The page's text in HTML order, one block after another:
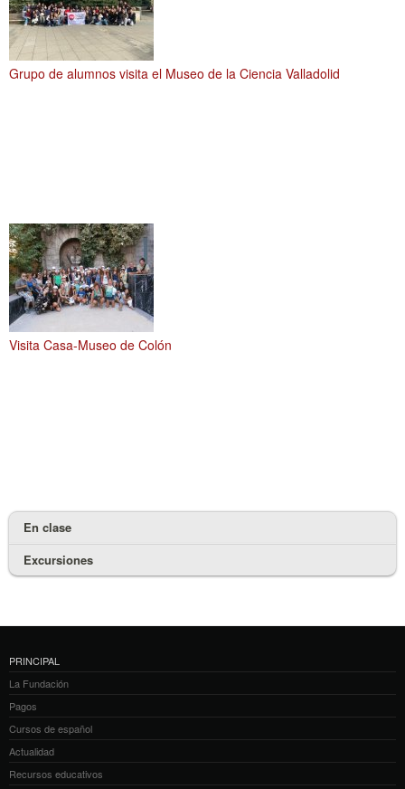
Grupo de alumnos visita el Museo de la Ciencia Valladolid
Visita Casa-Museo de Colón
En clase
Excursiones
PRINCIPAL
La Fundación
Pagos
Cursos de español
Actualidad
Recursos educativos